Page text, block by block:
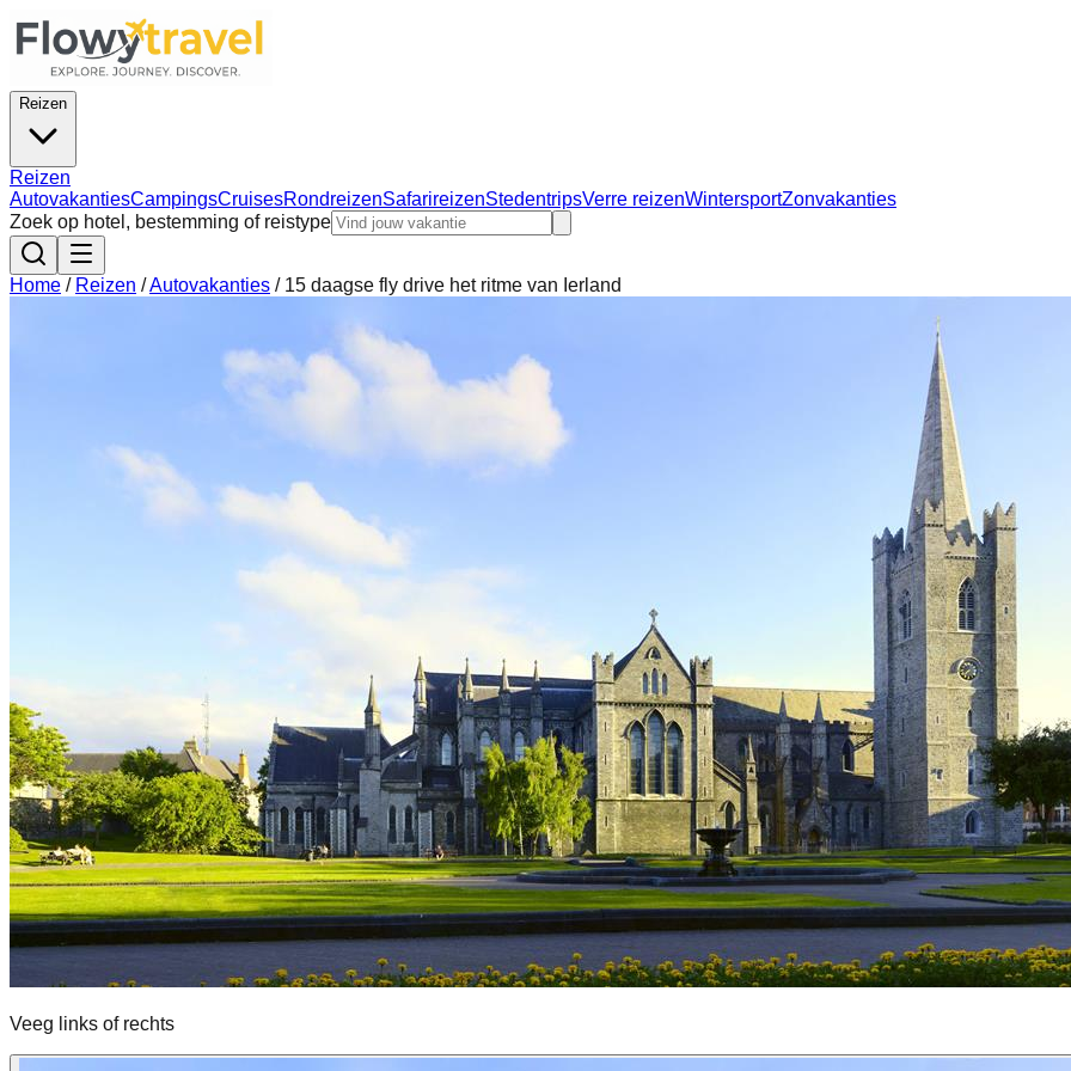
Reizen
Reizen
AutovakantiesCampingsCruisesRondreizenSafarireizenStedentripsVerre reizenWintersportZonvakanties
Zoek op hotel, bestemming of reistype
Home / Reizen /Autovakanties / 15 daagse fly drive het ritme van Ierland
Veeg links of rechts